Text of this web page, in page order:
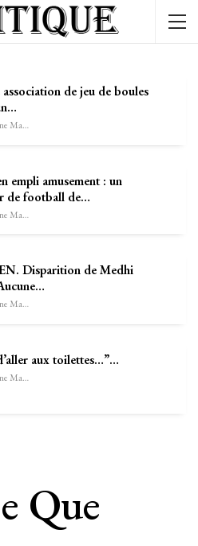
association de jeu de boules
Sébastien-Étienne Marechal
empli amusement : un
de football de…
Sébastien-Étienne Marechal
Disparition de Medhi
Sébastien-Étienne Marechal
aux toilettes…”…
Sébastien-Étienne Marechal
Que